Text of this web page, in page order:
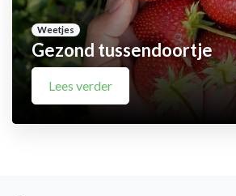
Weetjes
Gezond tussendoortje
Lees verder